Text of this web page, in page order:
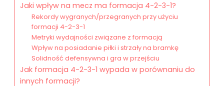
Jaki wpływ na mecz ma formacja 4-2-3-1?
Rekordy wygranych/przegranych przy użyciu
formacji 4-2-3-1
Metryki wydajności związane z formacją
Wpływ na posiadanie piłki i strzały na bramkę
Solidność defensywna i gra w przejściu
Jak formacja 4-2-3-1 wypada w porównaniu do
innych formacji?